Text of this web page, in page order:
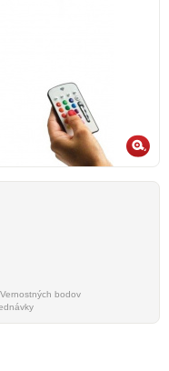
Nákupom tohoto produktu získate po zaplatení 22 Vernostných bodov